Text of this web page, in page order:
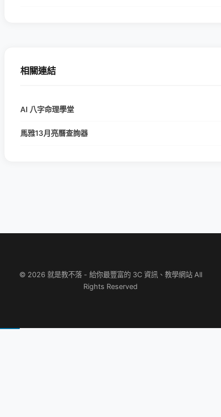
相關連結
AI 八字命理學堂
馬雅13月亮曆查詢器
© 2026 就是教不落 - 給你最豐富的 3C 資訊、教學網站 All
Rights Reserved